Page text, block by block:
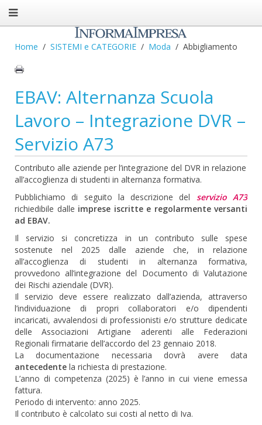
Home SISTEMI e CATEGORIE Moda Abbigliamento
EBAV: Alternanza Scuola
Lavoro – Integrazione DVR –
Servizio A73
Contributo alle aziende per l’integrazione del DVR in relazione
all’accoglienza di studenti in alternanza formativa.
Pubblichiamo di seguito la descrizione del servizio A73
richiedibile dalle imprese iscritte e regolarmente versanti
ad EBAV.
Il servizio si concretizza in un contributo sulle spese
sostenute nel 2025 dalle aziende che, in relazione
all’accoglienza di studenti in alternanza formativa,
provvedono all’integrazione del Documento di Valutazione
dei Rischi aziendale (DVR).
Il servizio deve essere realizzato dall’azienda, attraverso
l’individuazione di propri collaboratori e/o dipendenti
incaricati, avvalendosi di professionisti e/o strutture dedicate
delle Associazioni Artigiane aderenti alle Federazioni
Regionali firmatarie dell’accordo del 23 gennaio 2018.
La documentazione necessaria dovrà avere data
antecedente la richiesta di prestazione.
L’anno di competenza (2025) è l’anno in cui viene emessa
fattura.
Periodo di intervento: anno 2025.
Il contributo è calcolato sui costi al netto di Iva.